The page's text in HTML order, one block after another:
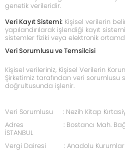
genetik verileridir.
Veri Kayıt Sistemi: Kişisel verilerin
yapılandırılarak işlendiği kayıt
sistemler fiziki veya elektronik
Veri Sorumlusu ve Temsilcisi
Kişisel verileriniz, Kişisel Verilerin
Şirketimiz tarafından veri sorumlusu
doğrultusunda işlenir.
Veri Sorumlusu : Nezih Kitap
Adres : Bostancı Mah. Bağdat
İSTANBUL
Vergi Dairesi : Anadolu Kurumlar